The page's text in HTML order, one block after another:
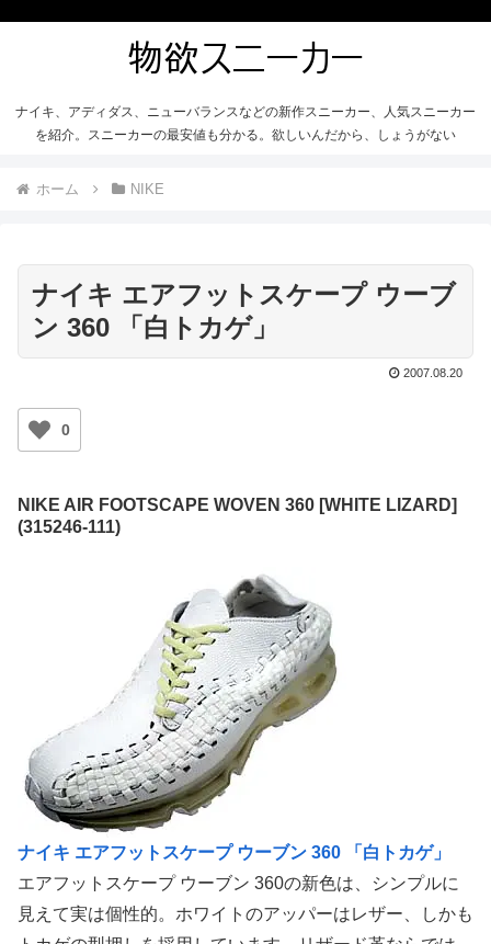
ナイキ、アディダス、ニューバランスなどの新作スニーカー、人気スニーカー
を紹介。スニーカーの最安値も分かる。欲しいんだから、しょうがない
ホーム NIKE
ナイキ エアフットスケープ ウーブ
ン 360 「白トカゲ」
2007.08.20
0
NIKE AIR FOOTSCAPE WOVEN 360 [WHITE LIZARD]
(315246-111)
ナイキ エアフットスケープ ウーブン 360 「白トカゲ」
エアフットスケープ ウーブン 360の新色は、シンプルに
見えて実は個性的。ホワイトのアッパーはレザー、しかも